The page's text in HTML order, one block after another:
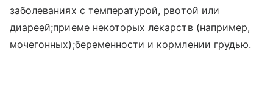
заболеваниях с температурой, рвотой или
диареей;приеме некоторых лекарств (например,
мочегонных);беременности и кормлении грудью.